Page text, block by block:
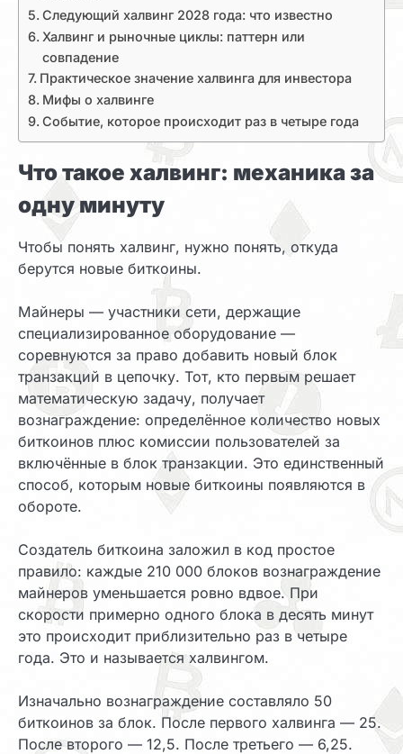
Следующий халвинг 2028 года: что известно
Халвинг и рыночные циклы: паттерн или
совпадение
Практическое значение халвинга для инвестора
Мифы о халвинге
Событие, которое происходит раз в четыре года
Что такое халвинг: механика за
одну минуту
Чтобы понять халвинг, нужно понять, откуда
берутся новые биткоины.
Майнеры — участники сети, держащие
специализированное оборудование —
соревнуются за право добавить новый блок
транзакций в цепочку. Тот, кто первым решает
математическую задачу, получает
вознаграждение: определённое количество новых
биткоинов плюс комиссии пользователей за
включённые в блок транзакции. Это единственный
способ, которым новые биткоины появляются в
обороте.
Создатель биткоина заложил в код простое
правило: каждые 210 000 блоков вознаграждение
майнеров уменьшается ровно вдвое. При
скорости примерно одного блока в десять минут
это происходит приблизительно раз в четыре
года. Это и называется халвингом.
Изначально вознаграждение составляло 50
биткоинов за блок. После первого халвинга — 25.
После второго — 12,5. После третьего — 6,25.